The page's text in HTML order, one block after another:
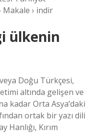
Makale › indir
ülkenin
Doğu Türkçesi,
altında gelişen ve
kadar Orta Asya’daki
ortak bir yazı dili
Kırım